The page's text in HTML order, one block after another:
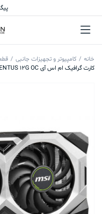
خانه کامپیوتر و تجهیزات جانبی
کارت گرافیک ام اس آی GeForce RTX 2060 VENTUS 12G OC